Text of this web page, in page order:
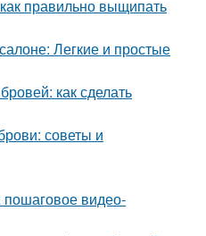
правильно выщипать
Легкие и простые
как сделать
советы и
пошаговое видео-